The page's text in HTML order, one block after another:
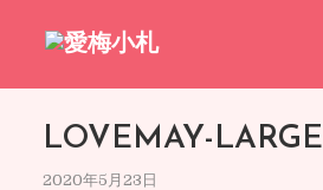
LOVEMAY-LARGE
2020年5月23日